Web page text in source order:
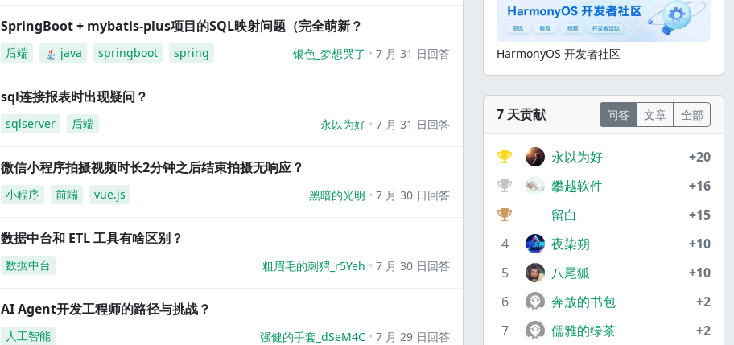
SpringBoot + mybatis-plus项目的SQL映射问题（完全萌新？
后端 java springboot spring 银色_梦想哭了 7 月 31 日回答
sql连接报表时出现疑问？
sqlserver 后端 永以为好 7 月 31 日回答
微信小程序拍摄视频时长2分钟之后结束拍摄无响应？
小程序 前端 vue.js 黑暗的光明 7 月 30 日回答
数据中台和 ETL 工具有啥区别？
数据中台 粗眉毛的刺猬_r5Yeh 7 月 30 日回答
AI Agent开发工程师的路径与挑战？
人工智能 强健的手套_dSeM4C 7 月 29 日回答
HarmonyOS 开发者社区
7 天贡献 问答 文章 全部
永以为好
+20
攀越软件
+16
留白
+15
4
夜柒朔
+10
5
八尾狐
+10
6
奔放的书包
+2
7
儒雅的绿茶
+2